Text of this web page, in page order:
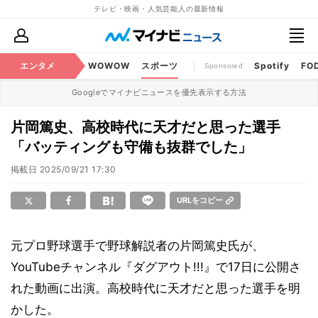
テレビ・映画・人気芸能人の最新情報
エンタメ
・CS番組 WOWOW スポーツ Sponsored Spotify
Googleでマイナビニュースを優先表示する方法
片岡篤史、高校時代に天才だと思った選手
「バッティングも守備も抜群でした」
掲載日 2025/09/21 17:30
URLをコピー
元プロ野球選手で野球解説者の片岡篤史氏が、
YouTubeチャンネル『ダグアウト!!!』で17日に公開さ
れた動画に出演。高校時代に天才だと思った選手を明
かした。